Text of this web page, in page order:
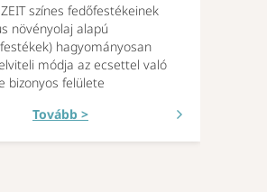
színes fedőfestékeinek
növényolaj alapú
hagyományosan
módja az ecsettel való
bizonyos felülete
Tovább >